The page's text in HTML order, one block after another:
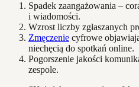
Spadek zaangażowania –
i wiadomości.
Wzrost liczby zgłaszanych
Zmęczenie cyfrowe
niechęcią do spotkań online.
Pogorszenie jakości
zespole.